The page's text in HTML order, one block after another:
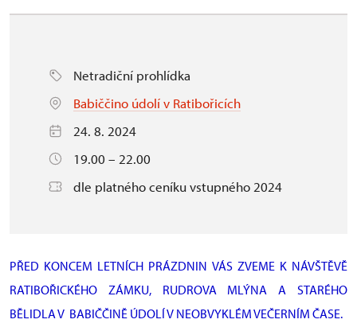
Netradiční prohlídka
Babiččino údolí v Ratibořicích
24. 8. 2024
19.00 – 22.00
dle platného ceníku vstupného 2024
PŘED KONCEM LETNÍCH PRÁZDNIN VÁS ZVEME K NÁVŠTĚVĚ
RATIBOŘICKÉHO ZÁMKU, RUDROVA MLÝNA A STARÉHO
BĚLIDLA V BABIČČINĚ ÚDOLÍ V NEOBVYKLÉM VEČERNÍM ČASE.